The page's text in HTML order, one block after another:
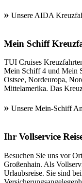
» Unsere AIDA
Mein Schiff
TUI Cruises
Mein Schiff 4 und Mein
Ostsee, Nordeuropa,
Mittelamerika. Das
» Unsere Mein-Schiff
Ihr Vollservice
Besuchen Sie uns vor
Großenhain. Als
Urlaubsreise. Sie sind